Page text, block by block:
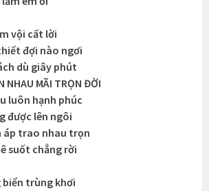
vội cất lời
đợi nào ngơi
dù giây phút
NHAU MÃI TRỌN ĐỜI
luôn hạnh phúc
được lên ngôi
áp trao nhau trọn
suốt chẳng rời
biển trùng khơi